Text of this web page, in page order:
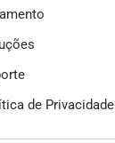
de Privacidade